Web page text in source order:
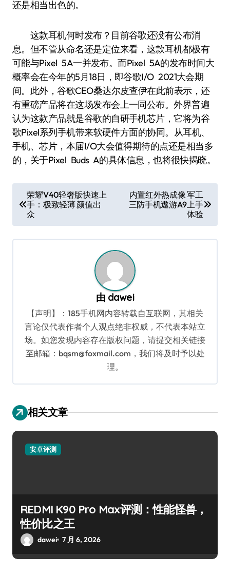
还是相当出色的。
这款耳机何时发布？目前谷歌还没有公布消
息。但不管从命名还是定位来看，这款耳机都极有
可能与Pixel 5A一并发布。而Pixel 5A的发布时间大
概率会在今年的5月18日，即谷歌I/O 2021大会期
间。此外，谷歌CEO桑达尔皮查伊在此前表示，还
有重磅产品将在这场发布会上一同公布。外界普遍
认为这款产品就是谷歌的自研手机芯片，它将为谷
歌Pixel系列手机带来软硬件方面的协同。从耳机、
手机、芯片，本届I/O大会值得期待的点还是相当多
的，关于Pixel Buds A的具体信息，也将很快揭晓。
章
导
航
荣耀V40轻奢版快速上
手：极致轻薄 颜值出
众
内置红外热成像 军工
三防手机遨游A9上手
体验
由 dawei
【声明】：185手机网内容转载自互联网，其相关
言论仅代表作者个人观点绝非权威，不代表本站立
场。如您发现内容存在版权问题，请提交相关链接
至邮箱：bqsm@foxmail.com，我们将及时予以处
理。
相关文章
安卓评测
REDMI K90 Pro Max评测：性能怪兽，
性价比之王
dawei 7 月 6, 2026